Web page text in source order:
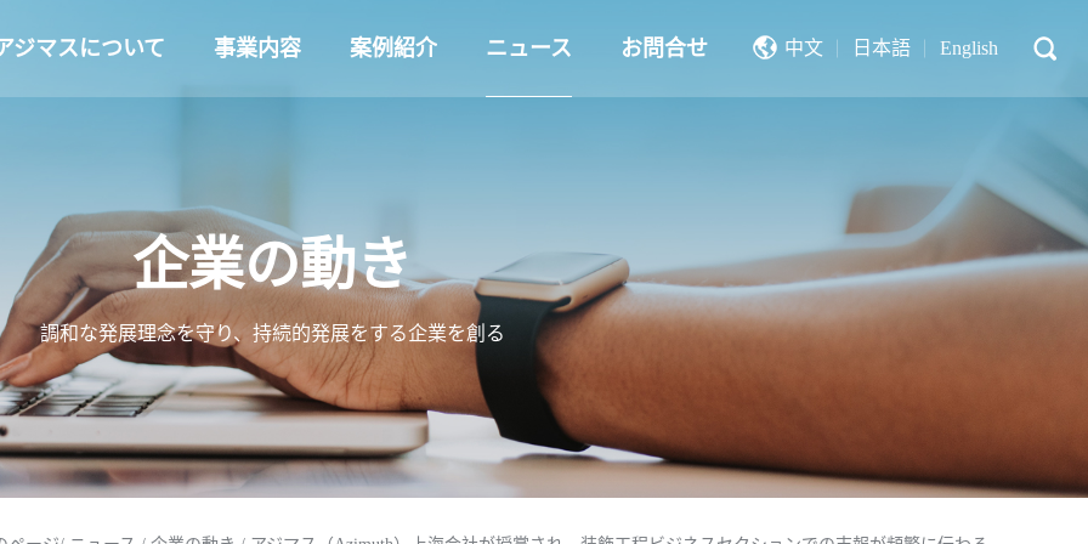
ジマスについて 事業内容 案例紹介 ニュース お問合せ 中文 日本語 English
企業の動き
調和な発展理念を守り、持続的発展をする企業を創る